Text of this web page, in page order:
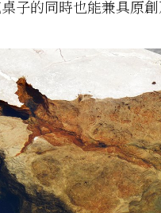
子的同時也能兼具原創